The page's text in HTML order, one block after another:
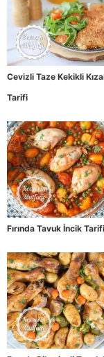
Cevizli Taze Kekikli
Tarifi
Fırında Tavuk İncik Tarifi